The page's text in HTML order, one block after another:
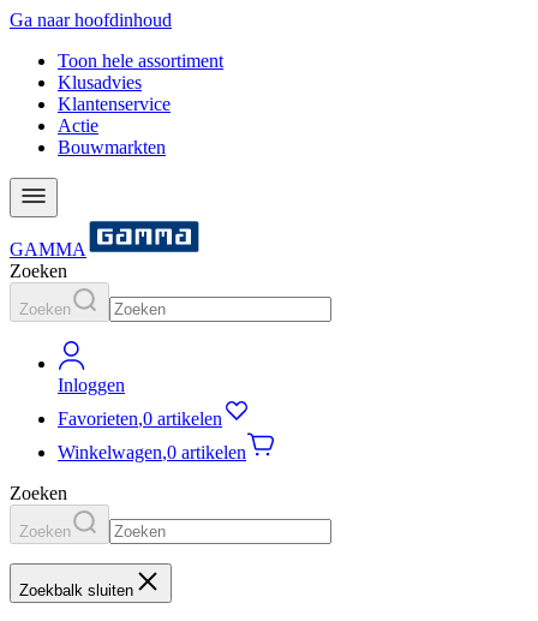
Ga naar hoofdinhoud
Toon hele assortiment
Klusadvies
Klantenservice
Actie
Bouwmarkten
GAMMA
Zoeken
Zoeken
Inloggen
Favorieten,0 artikelen
Winkelwagen,0 artikelen
Zoeken
Zoeken
Zoekbalk sluiten